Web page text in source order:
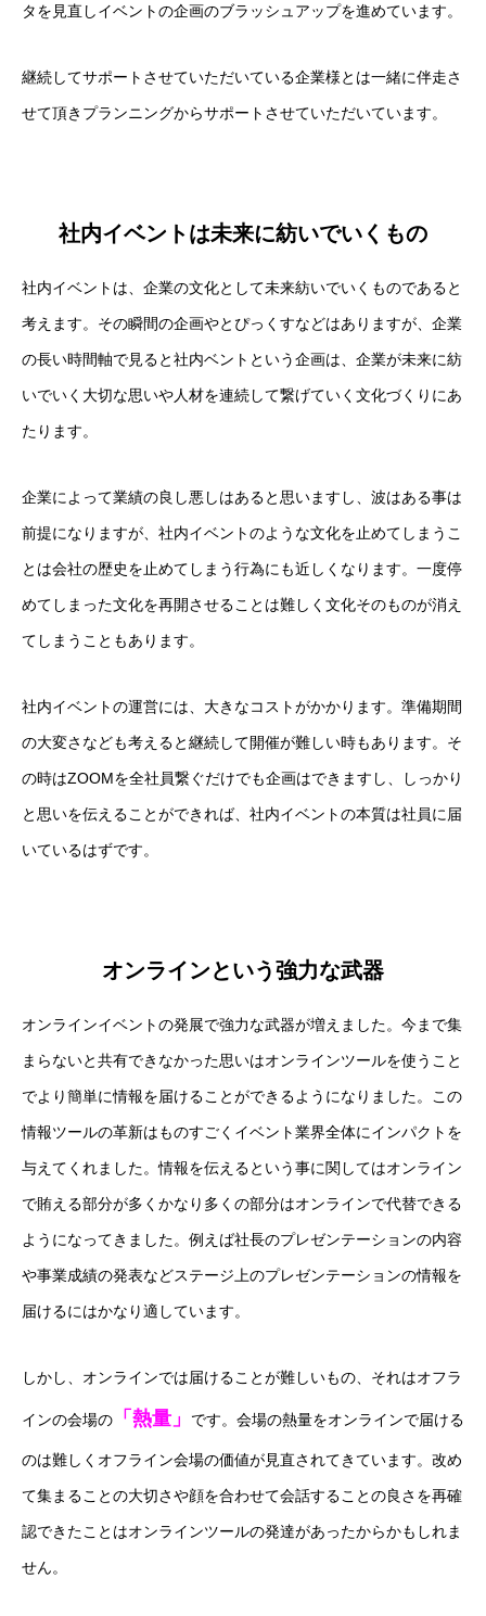
タを見直しイベントの企画のブラッシュアップを進めています。
継続してサポートさせていただいている企業様とは一緒に伴走さ
せて頂きプランニングからサポートさせていただいています。
社内イベントは未来に紡いでいくもの
社内イベントは、企業の文化として未来紡いでいくものであると
考えます。その瞬間の企画やとぴっくすなどはありますが、企業
の長い時間軸で見ると社内ベントという企画は、企業が未来に紡
いでいく大切な思いや人材を連続して繋げていく文化づくりにあ
たります。
企業によって業績の良し悪しはあると思いますし、波はある事は
前提になりますが、社内イベントのような文化を止めてしまうこ
とは会社の歴史を止めてしまう行為にも近しくなります。一度停
めてしまった文化を再開させることは難しく文化そのものが消え
てしまうこともあります。
社内イベントの運営には、大きなコストがかかります。準備期間
の大変さなども考えると継続して開催が難しい時もあります。そ
の時はZOOMを全社員繋ぐだけでも企画はできますし、しっかり
と思いを伝えることができれば、社内イベントの本質は社員に届
いているはずです。
オンラインという強力な武器
オンラインイベントの発展で強力な武器が増えました。今まで集
まらないと共有できなかった思いはオンラインツールを使うこと
でより簡単に情報を届けることができるようになりました。この
情報ツールの革新はものすごくイベント業界全体にインパクトを
与えてくれました。情報を伝えるという事に関してはオンライン
で賄える部分が多くかなり多くの部分はオンラインで代替できる
ようになってきました。例えば社長のプレゼンテーションの内容
や事業成績の発表などステージ上のプレゼンテーションの情報を
届けるにはかなり適しています。
しかし、オンラインでは届けることが難しいもの、それはオフラ
インの会場の 「熱量」 です。会場の熱量をオンラインで届ける
のは難しくオフライン会場の価値が見直されてきています。改め
て集まることの大切さや顔を合わせて会話することの良さを再確
認できたことはオンラインツールの発達があったからかもしれま
せん。